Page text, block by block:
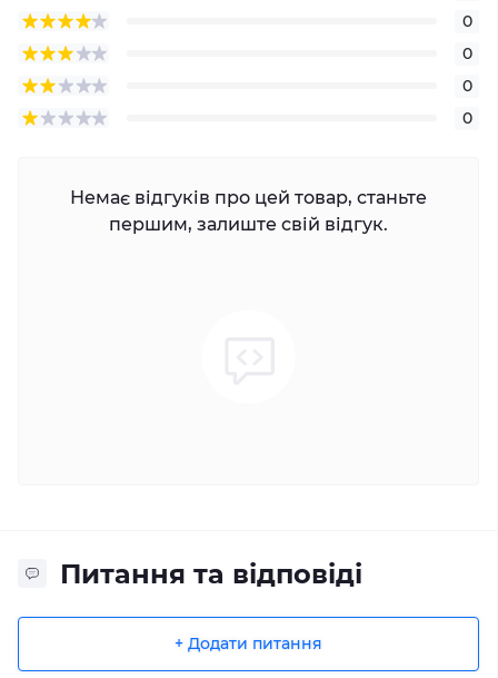
0
0
0
0
Немає відгуків про цей товар, станьте
першим, залиште свій відгук.
Питання та відповіді
+ Додати питання